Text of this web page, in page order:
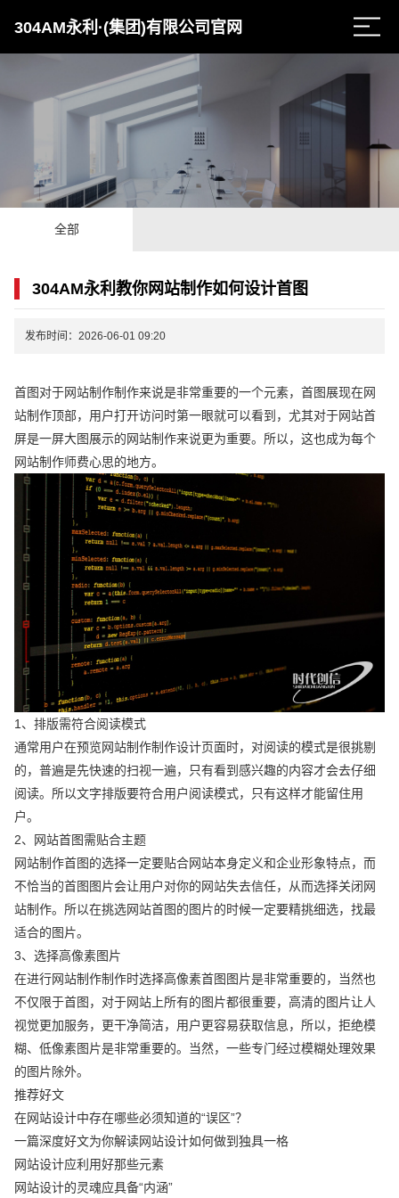
304AM永利·(集团)有限公司官网
全部
304AM永利教你网站制作如何设计首图
发布时间：2026-06-01 09:20
首图对于网站制作制作来说是非常重要的一个元素，首图展现在网
站制作顶部，用户打开访问时第一眼就可以看到，尤其对于网站首
屏是一屏大图展示的网站制作来说更为重要。所以，这也成为每个
网站制作师费心思的地方。
1、排版需符合阅读模式
通常用户在预览网站制作制作设计页面时，对阅读的模式是很挑剔
的，普遍是先快速的扫视一遍，只有看到感兴趣的内容才会去仔细
阅读。所以文字排版要符合用户阅读模式，只有这样才能留住用
户。
2、网站首图需贴合主题
网站制作首图的选择一定要贴合网站本身定义和企业形象特点，而
不恰当的首图图片会让用户对你的网站失去信任，从而选择关闭网
站制作。所以在挑选网站首图的图片的时候一定要精挑细选，找最
适合的图片。
3、选择高像素图片
在进行网站制作制作时选择高像素首图图片是非常重要的，当然也
不仅限于首图，对于网站上所有的图片都很重要，高清的图片让人
视觉更加服务，更干净简洁，用户更容易获取信息，所以，拒绝模
糊、低像素图片是非常重要的。当然，一些专门经过模糊处理效果
的图片除外。
推荐好文
在网站设计中存在哪些必须知道的“误区”？
一篇深度好文为你解读网站设计如何做到独具一格
网站设计应利用好那些元素
网站设计的灵魂应具备“内涵”